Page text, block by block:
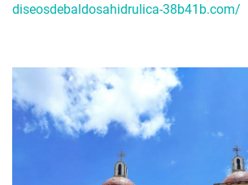
diseosdebaldosahidrulica-38b41b.com/